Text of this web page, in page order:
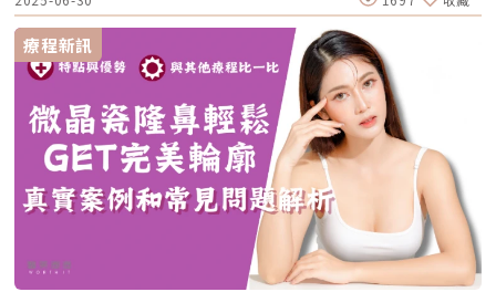
和膚色不均問題，再加上年紀老化產生細紋、膚質粗糙，也希望能延緩老
態，其中又以30至50歲以上的社會菁英，特別重視門面打理，醫美療程中
輕鬆入門的皮秒雷射是個不錯的選擇。通常搭配複合式醫美治療，往往能達
到更好效果。例如皮秒雷射能改善多數男性在意的膚況問題，能撫平月球表
面凹疤和縮小毛孔，若細紋多，也能進一步注射肉毒桿菌；另外，時下流行
的微針電波、水光針也能刺激膠原蛋白增生，改善痘疤，待皮膚修復1週
後，可再搭配客製化療程如使用皮秒雷射提亮肌膚。皮秒雷射常見3種波長
搭蜂巢透鏡深層刺激膠原蛋白增生目前皮秒雷射常見一般模式1064nm搭配
532nm，以及特殊模式755nm共3種波長，陳醫師指出，532nm通常針對
淺層斑、雀斑；1064nm針對深層斑點、深色刺青；755nm波長針對黑色
素吸收較好，對周邊組織熱傷害較低，也比較不會被血紅素吸收，因此相對
不會產生出血點及反黑風險。如果膚色不均、暗沉，可透過一般模式的皮秒
雷射去除斑點、幫助全臉膚色增亮，然後再根據患者膚況反應和個人需求，
便可採用PicoSure皮秒雷射755nm波長並搭配「蜂巢透鏡」的特殊治療探
頭，產生「空泡效應」，這些小空泡能將真皮層組織或糾結的疤痕組織鬆
開，進而誘發修復機制，深層刺激膠原蛋白增生，有望達到嫩膚、改善痘疤
和毛孔粗大、減少細紋的效果。蜂巢皮秒雷射漸進式改善膚質 定期保養是
對抗老化最佳策略陳醫師強調，皮秒雷射療程前1週應避免擦酸類保養品，
及避免過度曝曬如到海邊遊玩或登山，以降低皮膚受雷射刺激後的反黑作
療程新訊